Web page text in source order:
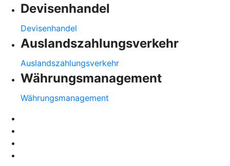
Devisenhandel
Devisenhandel
Auslandszahlungsverkehr
Auslandszahlungsverkehr
Währungsmanagement
Währungsmanagement